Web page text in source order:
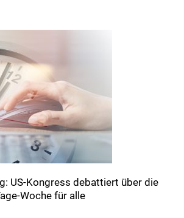
US-Kongress debattiert über die
Woche für alle